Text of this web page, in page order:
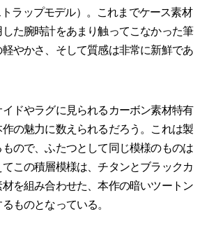
ラップモデル）。これまでケース素材
た腕時計をあまり触ってこなかった筆
やかさ、そして質感は非常に新鮮であ
ドやラグに見られるカーボン素材特有
の魅力に数えられるだろう。これは製
ので、ふたつとして同じ模様のものは
この積層模様は、チタンとブラックカ
を組み合わせた、本作の暗いツートン
ものとなっている。